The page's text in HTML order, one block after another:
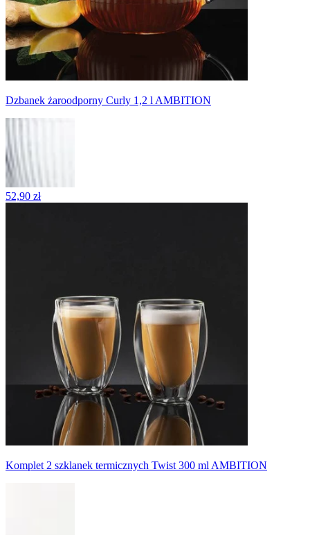
Dzbanek żaroodporny Curly 1,2 l AMBITION
52,90 zł
Komplet 2 szklanek termicznych Twist 300 ml AMBITION